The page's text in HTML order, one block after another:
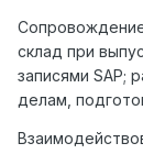
склад при
записями SAP;
делам,